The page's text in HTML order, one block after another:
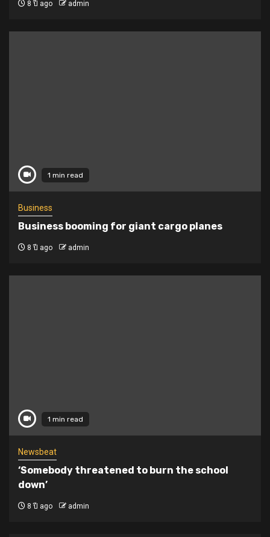
8 ปี ago admin
1 min read
Business
Business booming for giant cargo planes
8 ปี ago admin
1 min read
Newsbeat
‘Somebody threatened to burn the school
down’
8 ปี ago admin